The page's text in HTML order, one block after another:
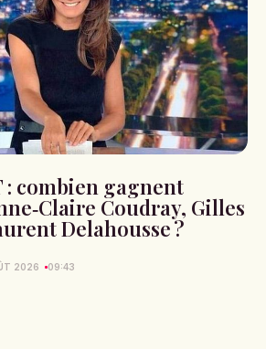
: combien gagnent
Coudray, Gilles
Delahousse ?
2026 09:43